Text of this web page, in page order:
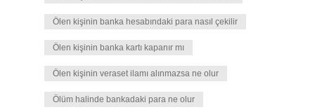
Ölen kişinin banka hesabındaki para nasıl çekilir
Ölen kişinin banka kartı kapanır mı
Ölen kişinin veraset ilamı alınmazsa ne olur
Ölüm halinde bankadaki para ne olur